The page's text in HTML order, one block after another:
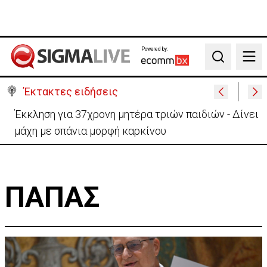
Powered by:
Search
Έκτακτες ειδήσεις
Έκκληση για 37χρονη μητέρα τριών παιδιών - Δίνει
μάχη με σπάνια μορφή καρκίνου
ΠΑΠΑΣ